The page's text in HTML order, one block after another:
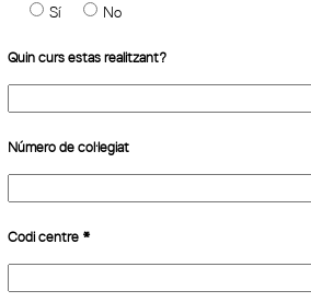
Sí
No
Quin curs estas realitzant?
Número de col·legiat
Codi centre *